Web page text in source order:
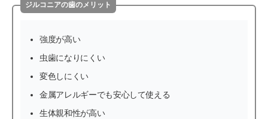
ジルコニアの歯のメリット
強度が高い
虫歯になりにくい
変色しにくい
金属アレルギーでも安心して使える
生体親和性が高い